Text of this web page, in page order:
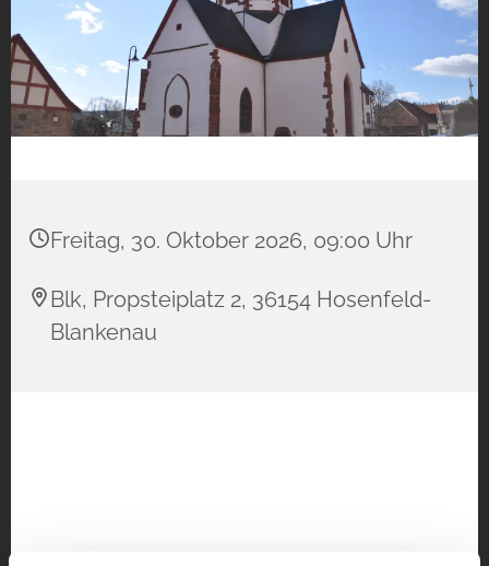
Freitag, 30. Oktober 2026, 09:00 Uhr
Blk, Propsteiplatz 2, 36154 Hosenfeld-
Blankenau